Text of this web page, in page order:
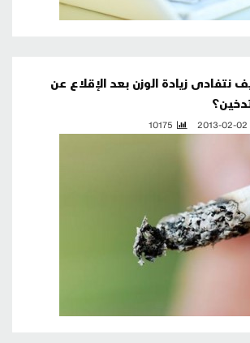
نتفادى زيادة الوزن بعد الإقلاع عن
2013-02-02
10175